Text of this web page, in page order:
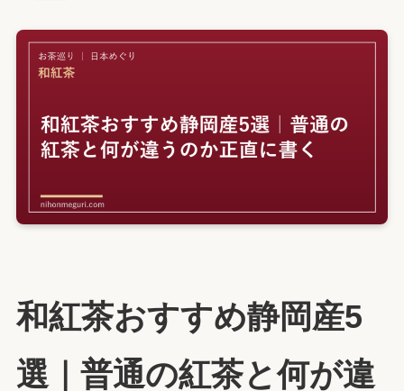
和紅茶おすすめ静岡産5
選｜普通の紅茶と何が違